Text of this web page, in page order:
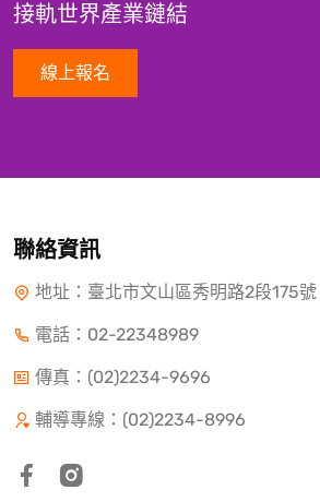
接軌世界產業鏈結
線上報名
聯絡資訊
地址：臺北市文山區秀明路2段175號
電話： 02-22348989
傳真：(02)2234-9696
輔導專線：(02)2234-8996